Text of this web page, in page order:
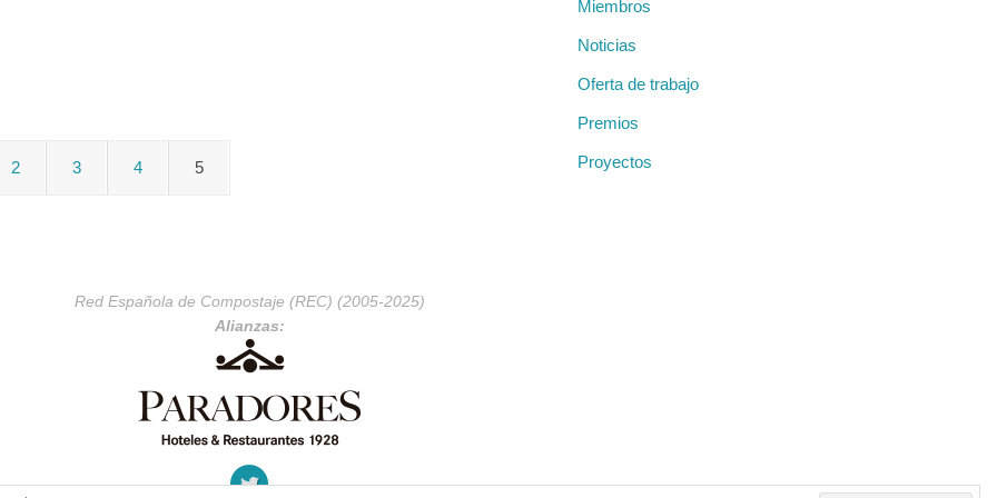
2 3 4 5
Miembros
Noticias
Oferta de trabajo
Premios
Proyectos
Red Española de Compostaje (REC) (2005-2025)
Alianzas: